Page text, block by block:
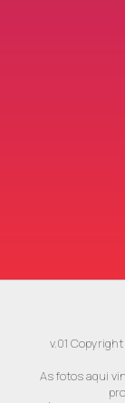
Vila Manaus
v.01
As fotos aqui